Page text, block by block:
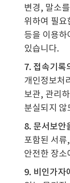
변경, 말소
위하여 필요
등을 이용
있습니다.
7. 접속기록
개인정보처
보관, 관리
분실되지
8. 문서보안
포함된 서
안전한 장
9. 비인가자